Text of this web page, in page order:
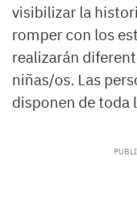
visibilizar la
romper con los
realizarán
niñas/os. Las
disponen de toda